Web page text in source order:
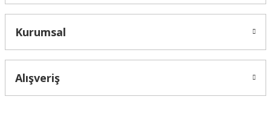
Kurumsal
Alışveriş